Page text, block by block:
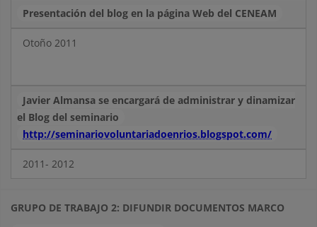
Presentación del blog en la página Web del CENEAM
Otoño 2011
Javier Almansa se encargará de administrar y dinamizar
el Blog del seminario
http://seminariovoluntariadoenrios.blogspot.com/
2011- 2012
GRUPO DE TRABAJO 2: DIFUNDIR DOCUMENTOS MARCO